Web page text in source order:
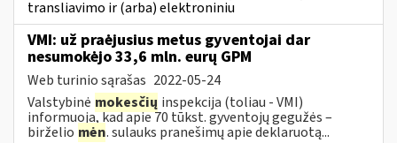
transliavimo ir (arba) elektroniniu
VMI: už praėjusius metus gyventojai dar
nesumokėjo 33,6 mln. eurų GPM
Web turinio sąrašas 2022-05-24
Valstybinė mokesčių inspekcija (toliau - VMI)
informuoja, kad apie 70 tūkst. gyventojų gegužės –
birželio mėn. sulauks pranešimų apie deklaruotą...